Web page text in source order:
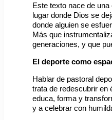
Este texto nace de
lugar donde Dios se
donde alguien se
Más que
generaciones, y que
El deporte como
Hablar de pastoral
trata de redescubrir en
educa, forma y
y a celebrar con